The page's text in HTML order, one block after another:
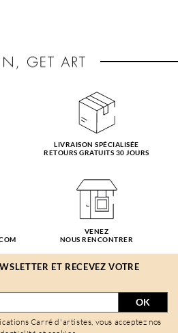
LIVRAISON SPÉCIALISÉE
RETOURS GRATUITS 30 JOURS
VENEZ
NOUS RENCONTRER
ET RECEVEZ VOTRE
OK
Carré d'artistes, vous acceptez nos